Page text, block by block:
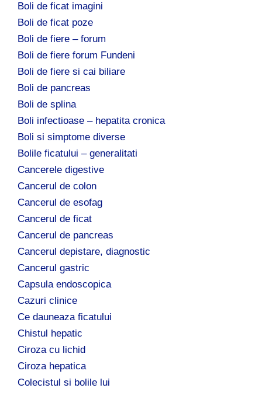
Boli de ficat imagini
Boli de ficat poze
Boli de fiere – forum
Boli de fiere forum Fundeni
Boli de fiere si cai biliare
Boli de pancreas
Boli de splina
Boli infectioase – hepatita cronica
Boli si simptome diverse
Bolile ficatului – generalitati
Cancerele digestive
Cancerul de colon
Cancerul de esofag
Cancerul de ficat
Cancerul de pancreas
Cancerul depistare, diagnostic
Cancerul gastric
Capsula endoscopica
Cazuri clinice
Ce dauneaza ficatului
Chistul hepatic
Ciroza cu lichid
Ciroza hepatica
Colecistul si bolile lui